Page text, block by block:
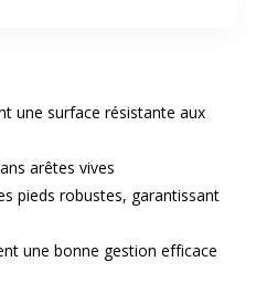
une surface résistante aux
arêtes vives
pieds robustes, garantissant
une bonne gestion efficace